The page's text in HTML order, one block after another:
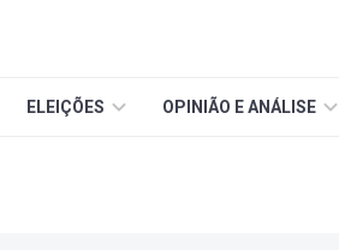
ELEIÇÕES OPINIÃO E ANÁLISE